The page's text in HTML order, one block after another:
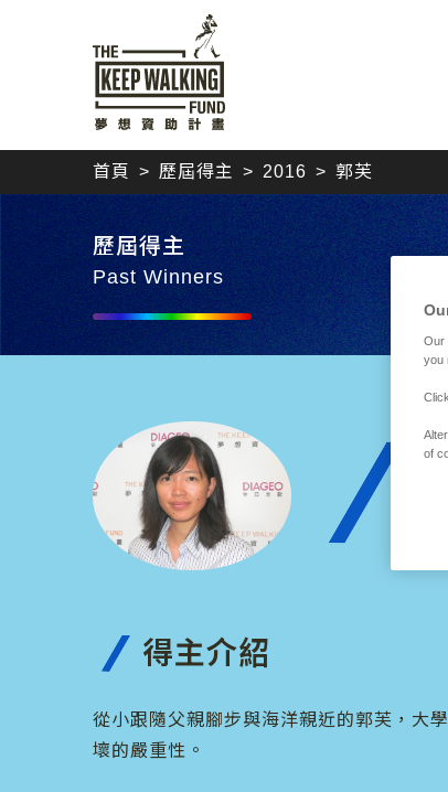
首頁 歷屆得主 2016 郭芙
歷屆得主
Past Winners
得主介紹
從小跟隨父親腳步與海洋親近的郭芙，大
壞的嚴重性。
Our
you
of